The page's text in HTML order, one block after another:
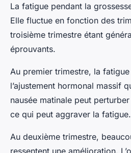
La fatigue pendant la
Elle fluctue en fonction des
troisième trimestre étant
éprouvants.
Au premier trimestre, la
l’ajustement hormonal massif
nausée matinale peut
ce qui peut aggraver la fatigue.
Au deuxième trimestre,